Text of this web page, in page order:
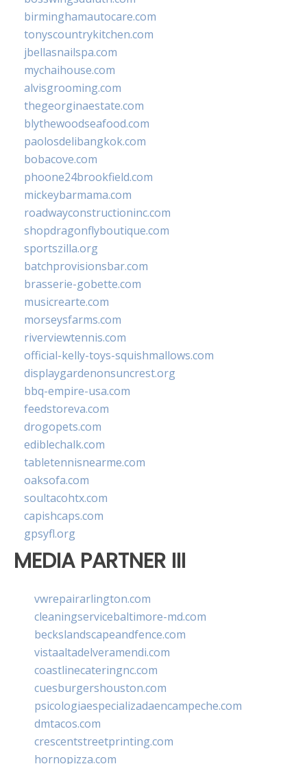
birminghamautocare.com
tonyscountrykitchen.com
jbellasnailspa.com
mychaihouse.com
alvisgrooming.com
thegeorginaestate.com
blythewoodseafood.com
paolosdelibangkok.com
bobacove.com
phoone24brookfield.com
mickeybarmama.com
roadwayconstructioninc.com
shopdragonflyboutique.com
sportszilla.org
batchprovisionsbar.com
brasserie-gobette.com
musicrearte.com
morseysfarms.com
riverviewtennis.com
official-kelly-toys-squishmallows.com
displaygardenonsuncrest.org
bbq-empire-usa.com
feedstoreva.com
drogopets.com
ediblechalk.com
tabletennisnearme.com
oaksofa.com
soultacohtx.com
capishcaps.com
gpsyfl.org
MEDIA PARTNER III
vwrepairarlington.com
cleaningservicebaltimore-md.com
beckslandscapeandfence.com
vistaaltadelveramendi.com
coastlinecateringnc.com
cuesburgershouston.com
psicologiaespecializadaencampeche.com
dmtacos.com
crescentstreetprinting.com
hornopizza.com